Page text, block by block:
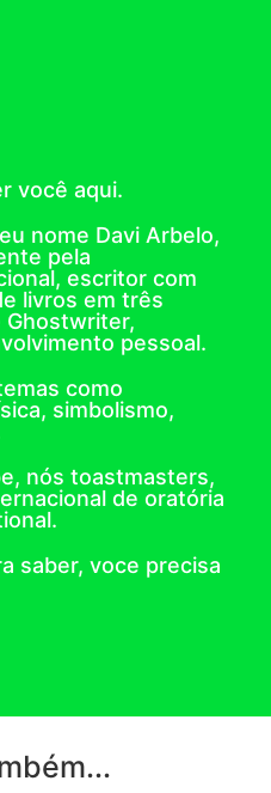
você aqui.
nome Davi Arbelo,
pela
escritor com
livros em três
Ghostwriter,
pessoal.
como
simbolismo,
nós toastmasters,
de oratória
saber, voce precisa